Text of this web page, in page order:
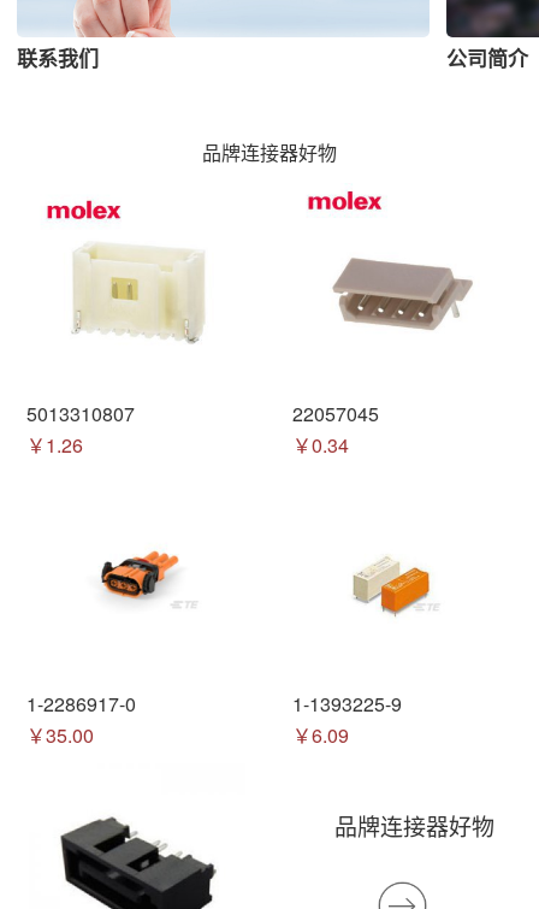
联系我们 公司简介
品牌连接器好物
5013310807
￥1.26
22057045
￥0.34
1-2286917-0
￥35.00
1-1393225-9
￥6.09
品牌连接器好物